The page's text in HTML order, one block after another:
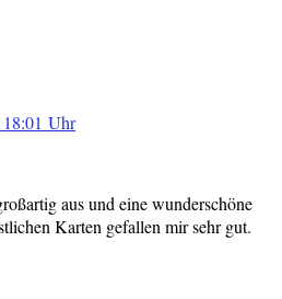
18:01 Uhr
aus und eine wunderschöne
Karten gefallen mir sehr gut.